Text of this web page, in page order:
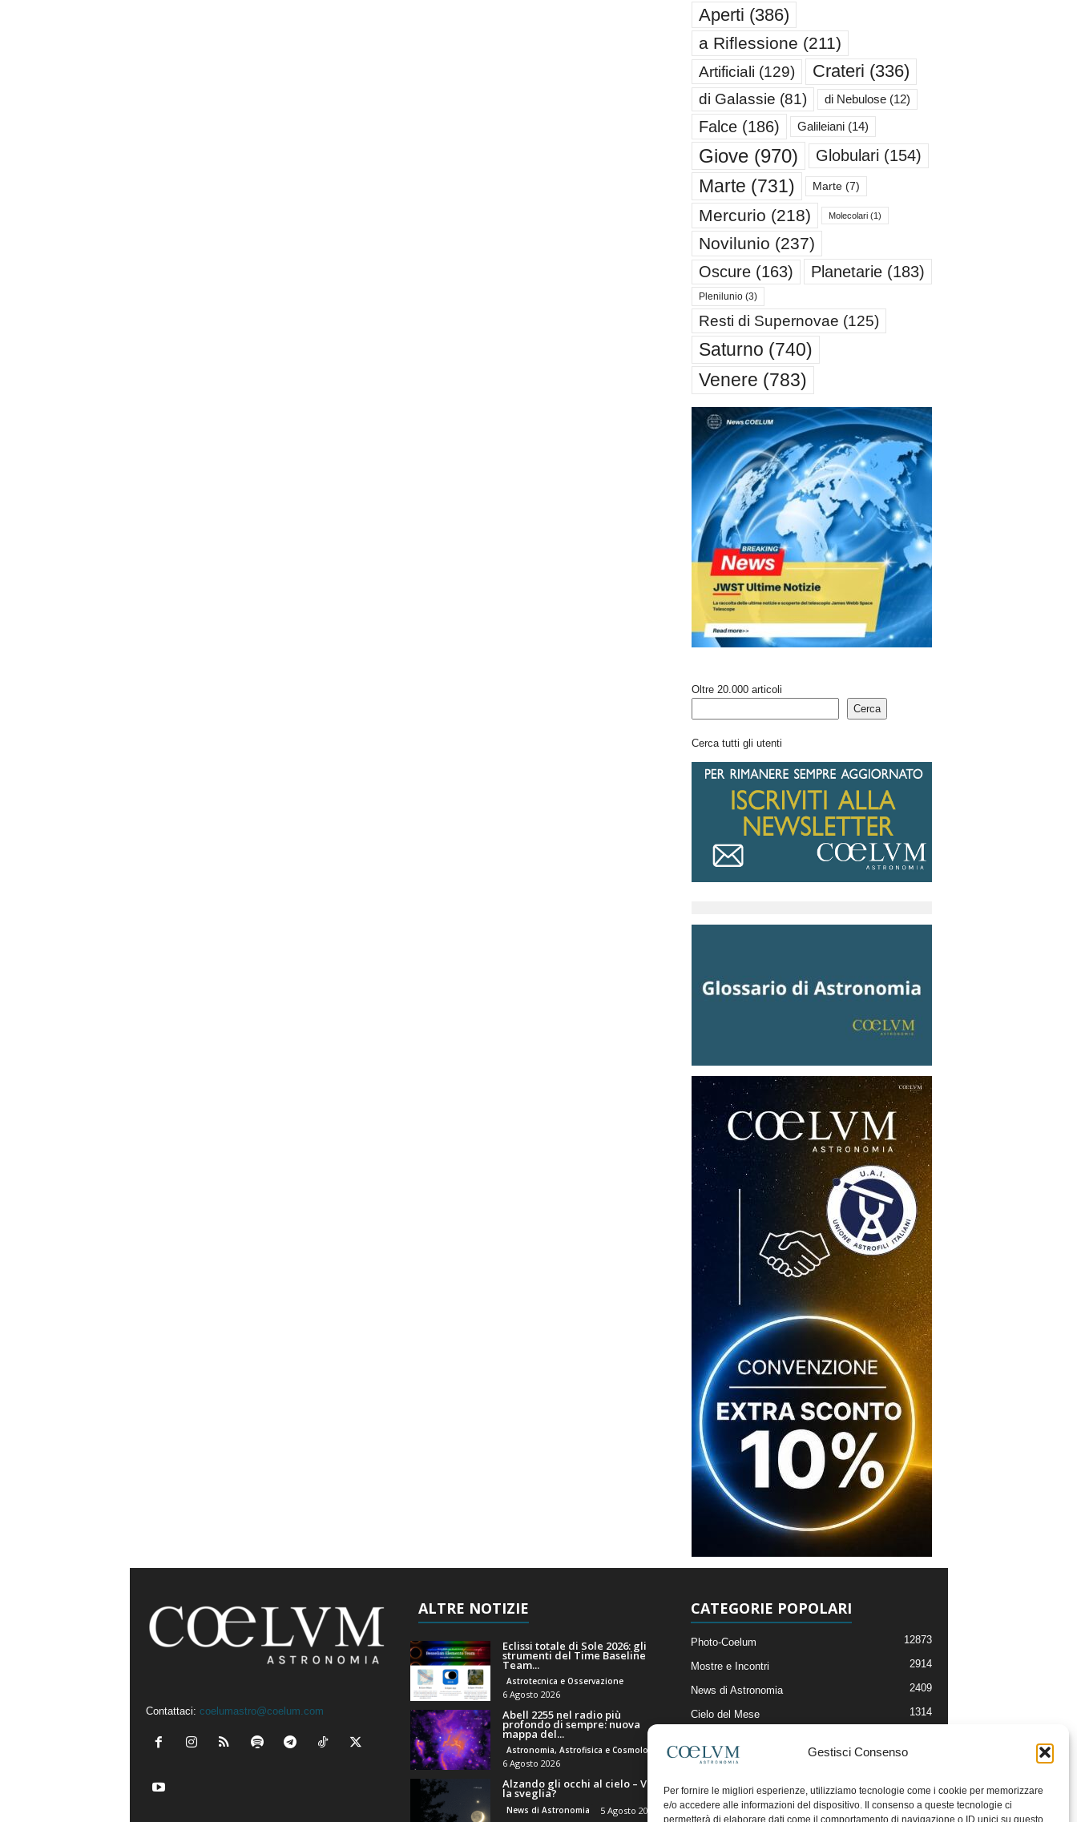
Gestisci Consenso
Per fornire le migliori esperienze, utilizziamo tecnologie come i cookie per memorizzare
e/o accedere alle informazioni del dispositivo. Il consenso a queste tecnologie ci
permetterà di elaborare dati come il comportamento di navigazione o ID unici su questo
Aperti (386)
a Riflessione (211)
Artificiali (129) Crateri (336)
di Galassie (81) di Nebulose(12)
Falce(186) Galileiani(14)
Giove(970) Globulari (154)
Marte (731) Marte(7)
Mercurio (218) Molecolari(1)
Novilunio (237)
Oscure(163) Planetarie(183)
Plenilunio(3)
Resti di Supernovae (125)
Saturno (740)
Venere (783)
Oltre 20.000 articoli
Cerca
Cerca tutti gli utenti
Contattaci: coelumastro@coelum.com
ALTRE NOTIZIE
Eclissi totale di Sole 2026: gli
strumenti del Time Baseline
Team...
Astrotecnica e Osservazione
6 Agosto 2026
Abell 2255 nel radio più
profondo di sempre: nuova
mappa del...
Astronomia, Astrofisica e Cosmologia
6 Agosto 2026
Alzando gli occhi al cielo – Vale
la sveglia?
News di Astronomia 5 Agosto 2026
CATEGORIE POPOLARI
Photo-Coelum 12873
Mostre e Incontri 2914
News di Astronomia 2409
Cielo del Mese 1314
Articoli e Risorse On-Line
Il Blog della Redazione